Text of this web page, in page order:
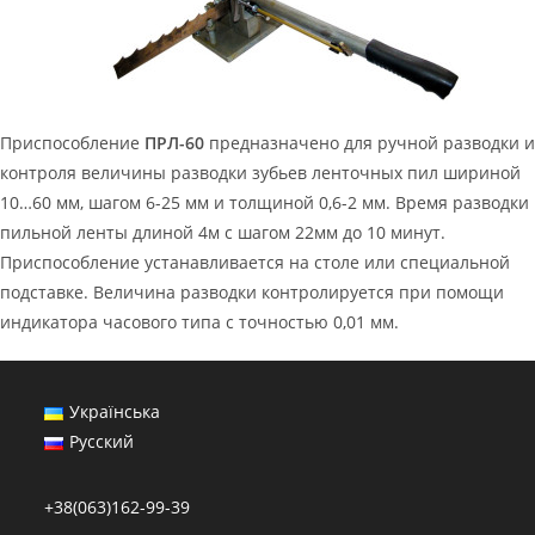
Приспособление ПРЛ-60 предназначено для ручной разводки и
контроля величины разводки зубьев ленточных пил шириной
10…60 мм, шагом 6-25 мм и толщиной 0,6-2 мм. Время разводки
пильной ленты длиной 4м с шагом 22мм до 10 минут.
Приспособление устанавливается на столе или специальной
подставке. Величина разводки контролируется при помощи
индикатора часового типа с точностью 0,01 мм.
Українська
Русский
+38(063)162-99-39